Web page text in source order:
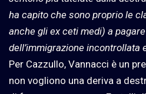
ha capito che sono proprio le
anche gli ex ceti medi) a
dell’immigrazione incontrollata
Per Cazzullo, Vannacci è un
non vogliono una deriva a